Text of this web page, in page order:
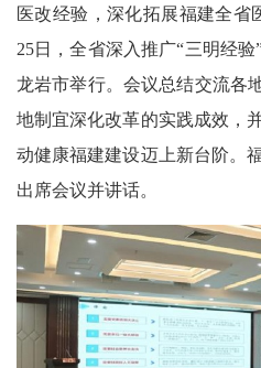
医改经验，深化拓展福建全省
25日，全省深入推广“三明经
龙岩市举行。会议总结交流各
地制宜深化改革的实践成效，
动健康福建建设迈上新台阶。
出席会议并讲话。